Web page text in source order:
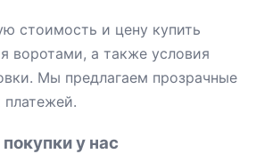
стоимость и цену купить
воротами, а также условия
Мы предлагаем прозрачные
у нас